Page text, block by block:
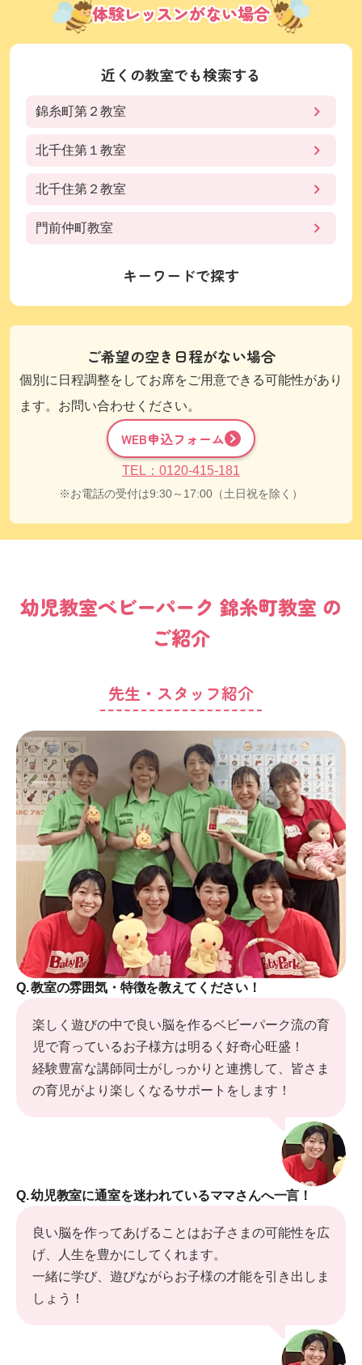
体験レッスンがない場合
近くの教室でも検索する
錦糸町第２教室
北千住第１教室
北千住第２教室
門前仲町教室
キーワードで探す
ご希望の空き日程がない場合
個別に日程調整をしてお席をご用意できる可能性があり
ます。お問い合わせください。
WEB申込フォーム
TEL：0120-415-181
お電話の受付は9:30～17:00（土日祝を除く）
幼児教室ベビーパーク 錦糸町教室 の
ご紹介
先生・スタッフ紹介
Q.教室の雰囲気・特徴を教えてください！
楽しく遊びの中で良い脳を作るベビーパーク流の育
児で育っているお子様方は明るく好奇心旺盛！
経験豊富な講師同士がしっかりと連携して、皆さま
の育児がより楽しくなるサポートをします！
Q.幼児教室に通室を迷われているママさんへ一言！
良い脳を作ってあげることはお子さまの可能性を広
げ、人生を豊かにしてくれます。
一緒に学び、遊びながらお子様の才能を引き出しま
しょう！